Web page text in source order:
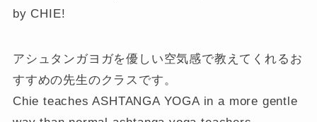
by CHIE!
アシュタンガヨガを優しい空気感で教えてくれるお
すすめの先生のクラスです。
Chie teaches ASHTANGA YOGA in a more gentle